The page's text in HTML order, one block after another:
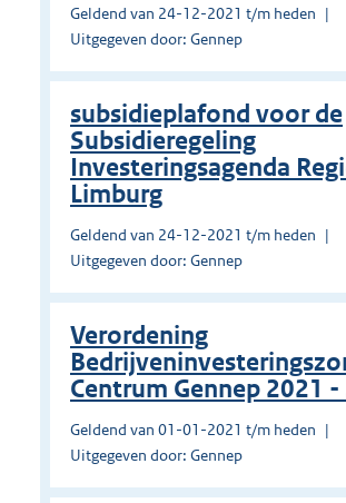
Geldend van 24-12-2021 t/m heden
Uitgegeven door: Gennep
subsidieplafond voor de
Subsidieregeling
Investeringsagenda
Limburg
Geldend van 24-12-2021 t/m heden
Uitgegeven door: Gennep
Verordening
Centrum Gennep 2021 -
Geldend van 01-01-2021 t/m heden
Uitgegeven door: Gennep